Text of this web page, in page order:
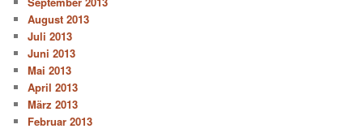
August 2013
Juli 2013
Juni 2013
Mai 2013
April 2013
März 2013
Februar 2013